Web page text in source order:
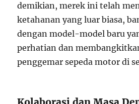
demikian, merek ini telah
ketahanan yang luar biasa,
dengan model-model baru
perhatian dan
penggemar sepeda motor di